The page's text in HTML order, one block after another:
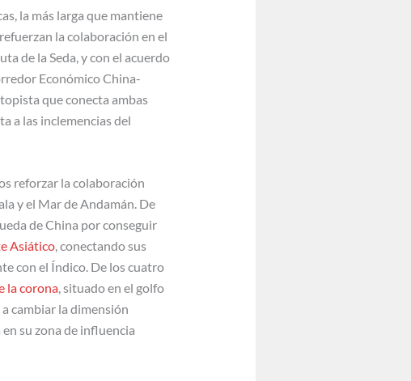
la más larga que mantiene
la colaboración en el
de la Seda, y con el acuerdo
Económico China-
que conecta ambas
a las inclemencias del
reforzar la colaboración
y el Mar de Andamán. De
de China por conseguir
Asiático, conectando sus
con el Índico. De los cuatro
la corona, situado en el golfo
cambiar la dimensión
su zona de influencia